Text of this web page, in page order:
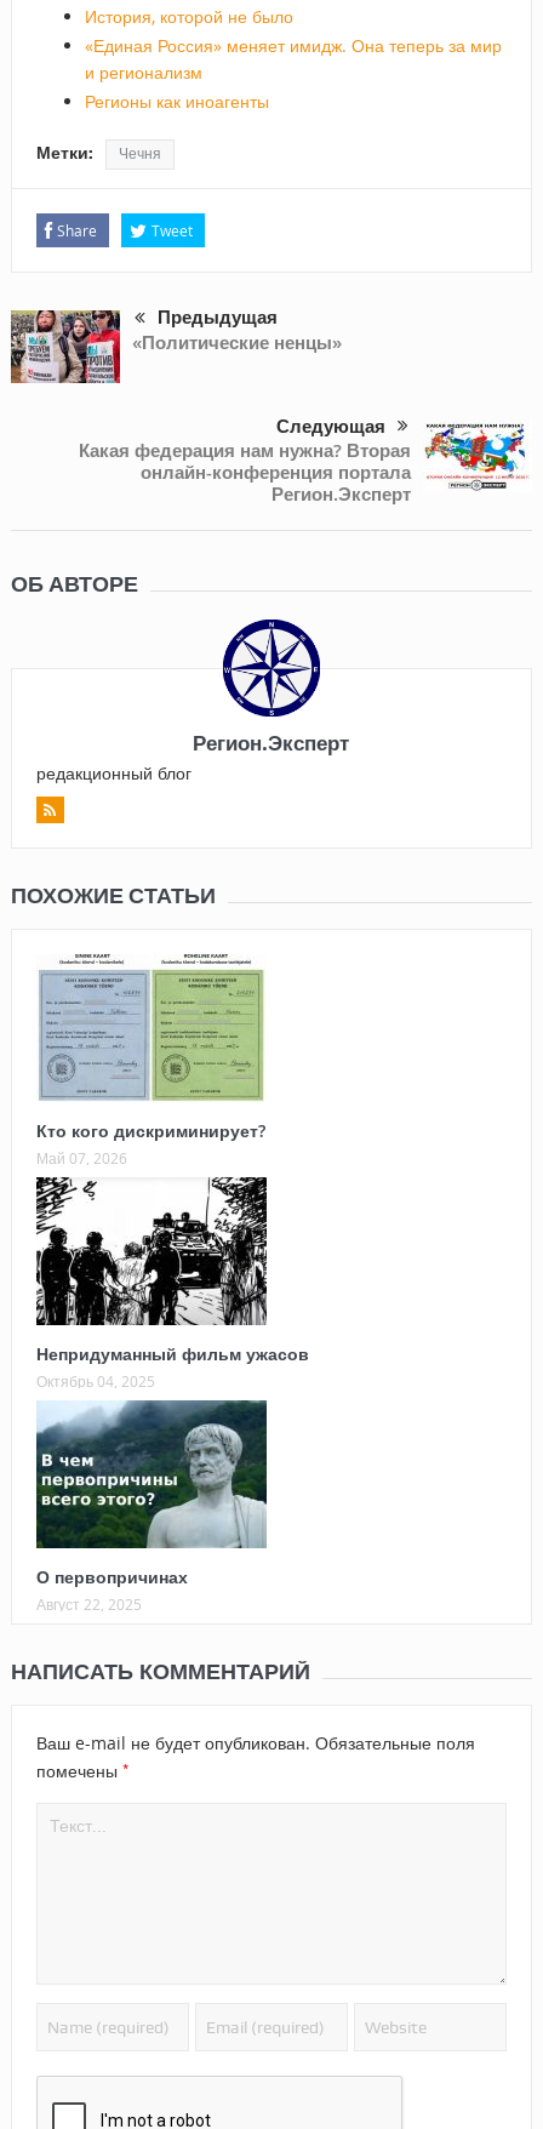
История, которой не было
«Единая Россия» меняет имидж. Она теперь за мир
и регионализм
Регионы как иноагенты
Метки: Чечня
Share Tweet
Предыдущая
«Политические ненцы»
Следующая
Какая федерация нам нужна? Вторая
онлайн-конференция портала
Регион.Эксперт
ОБ АВТОРЕ
Регион.Эксперт
редакционный блог
ПОХОЖИЕ СТАТЬИ
Кто кого дискриминирует?
Май 07, 2026
Непридуманный фильм ужасов
Октябрь 04, 2025
О первопричинах
Август 22, 2025
НАПИСАТЬ КОММЕНТАРИЙ
Ваш e-mail не будет опубликован. Обязательные поля
помечены *